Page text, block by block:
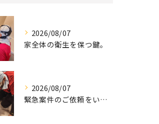
2026/08/07
家全体の衛生を保つ鍵。
2026/08/07
緊急案件のご依頼をいただきました。